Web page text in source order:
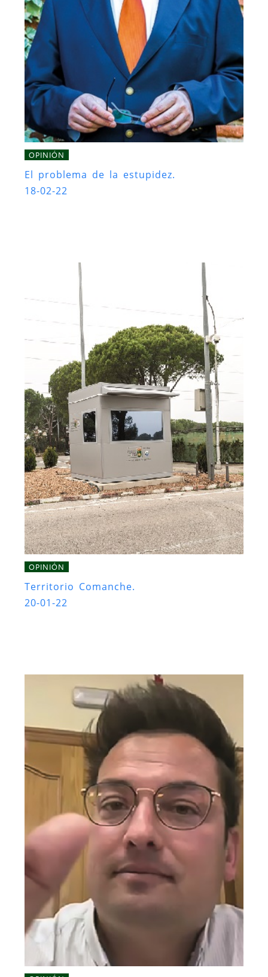
OPINIÓN
El problema de la estupidez.
18-02-22
OPINIÓN
Territorio Comanche.
20-01-22